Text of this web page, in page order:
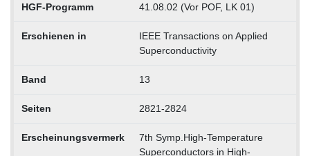
HGF-Programm 41.08.02 (Vor POF, LK 01)
Erschienen in
IEEE Transactions on Applied
Superconductivity
Band 13
Seiten 2821-2824
Erscheinungsvermerk
7th Symp.High-Temperature
Superconductors in High-